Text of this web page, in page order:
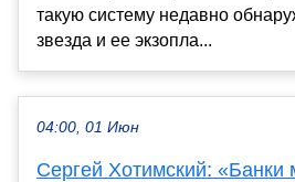
такую систему недавно
звезда и ее экзопла...
04:00, 01 Июн
Сергей Хотимский: «Банки